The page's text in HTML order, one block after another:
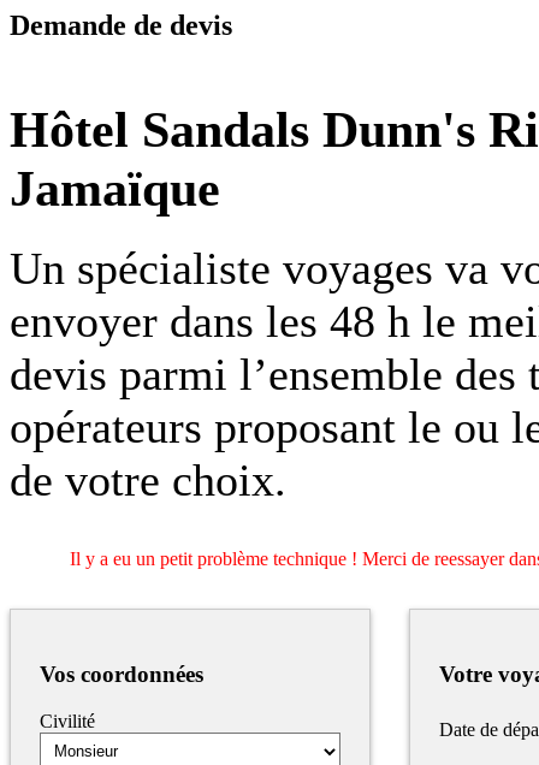
Demande de devis
Hôtel Sandals Dunn's
Jamaïque
Un spécialiste voyages va
envoyer dans les 48 h le
devis parmi l’ensemble des
opérateurs proposant le ou
de votre choix.
Il y a eu un petit problème technique ! Merci de reessayer
Vos coordonnées
Civilité
Votre
Date de